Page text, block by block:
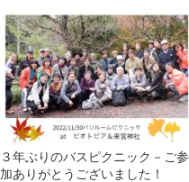
３年ぶりのバスピクニック－ご参
加ありがとうございました！